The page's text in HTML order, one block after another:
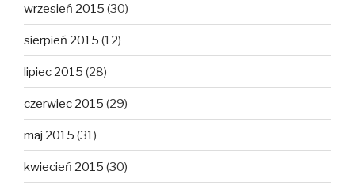
wrzesień 2015 (30)
sierpień 2015 (12)
lipiec 2015 (28)
czerwiec 2015 (29)
maj 2015 (31)
kwiecień 2015 (30)